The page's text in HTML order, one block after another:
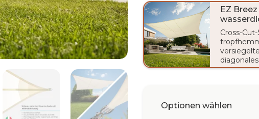
EZ Breez
Cross-
Optionen wählen